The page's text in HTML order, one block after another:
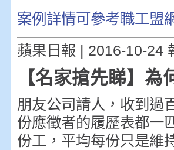
案例詳情可參考職工盟
蘋果日報 | 2016-10-24
【名家搶先睇】
朋友公司請人，收到過
份應徵者的履歷表都一
份工，平均每份只是維